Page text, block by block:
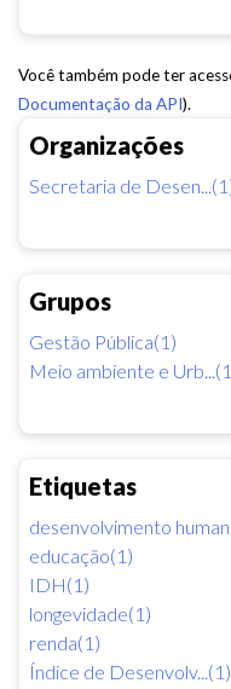
Organizações
Secretaria de
Grupos
Gestão Pública(1)
Meio ambiente e
Etiquetas
desenvolvimento
educação(1)
IDH(1)
longevidade(1)
renda(1)
Índice de Desenvolv...(1)
Você também pode ter
Documentação da API).